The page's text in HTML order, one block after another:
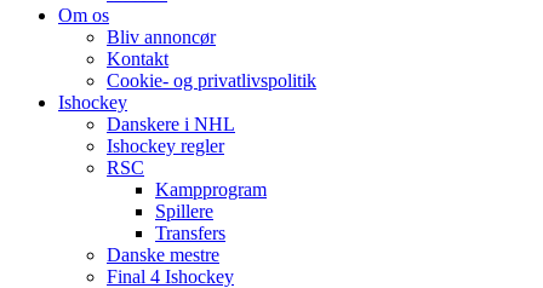
Om os
Bliv annoncør
Kontakt
Cookie- og privatlivspolitik
Ishockey
Danskere i NHL
Ishockey regler
RSC
Kampprogram
Spillere
Transfers
Danske mestre
Final 4 Ishockey